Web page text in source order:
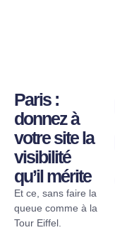
Paris :
donnez à
votre site la
visibilité
qu’il mérite
Et ce, sans faire la
queue comme à la
Tour Eiffel.